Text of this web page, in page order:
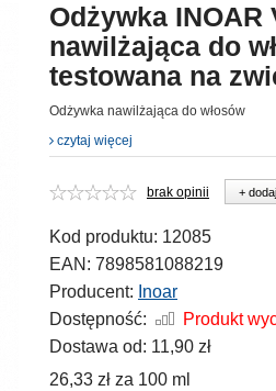
Odżywka INOAR
nawilżająca do
testowana na
Odżywka nawilżająca do włosów
czytaj więcej
brak opinii +
Kod produktu: 12085
EAN: 7898581088219
Producent: Inoar
Dostępność:
Produkt
Dostawa od: 11,90 zł
26,33 zł za 100 ml